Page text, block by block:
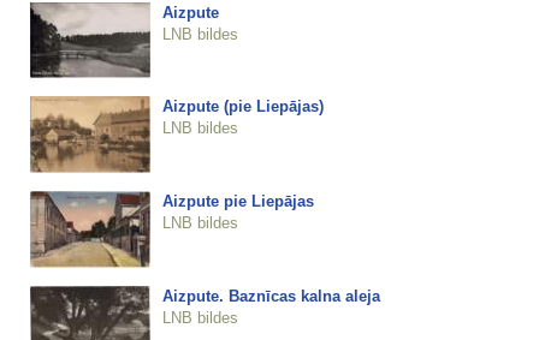
Aizpute
LNB bildes
Aizpute (pie Liepājas)
LNB bildes
Aizpute pie Liepājas
LNB bildes
Aizpute. Baznīcas kalna aleja
LNB bildes